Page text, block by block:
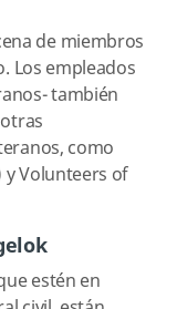
de miembros
Los empleados
también
como
y Volunteers of
estén en